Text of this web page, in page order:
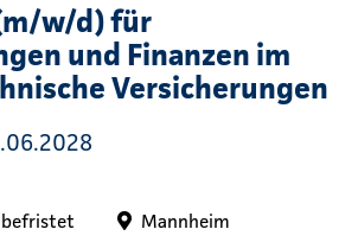
w/d) für
und Finanzen im
Versicherungen
befristet Mannheim